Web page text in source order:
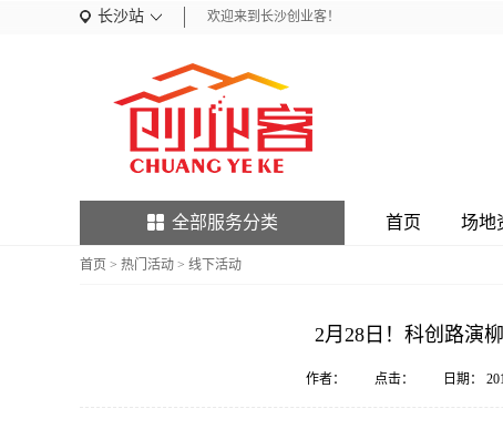
长沙站 欢迎来到长沙创业客！
全部服务分类 首页 场地
首页 > 热门活动 > 线下活动
2月28日！科创路演
作者： 点击： 日期：